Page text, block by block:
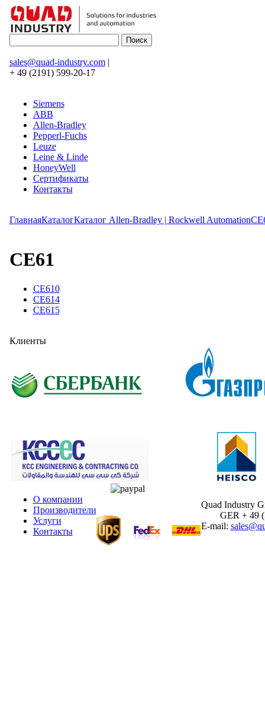
sales@quad-industry.com|
+ 49 (2191) 599-20-17
Siemens
ABB
Allen-Bradley
Pepperl-Fuchs
Leuze
Leine & Linde
HoneyWell
Сертификаты
Контакты
ГлавнаяКаталогКаталог Allen-Bradley | Rockwell Automation
CE61
CE610
CE614
CE615
Клиенты
О компании
Производители
Услуги
Контакты
Quad Industry
GER + 49
E-mail: